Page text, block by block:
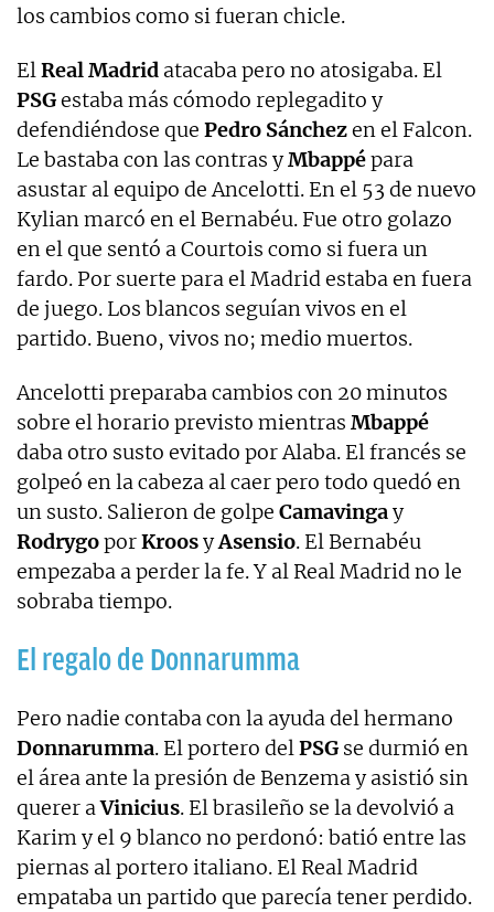
los cambios como si fueran chicle.
ElReal Madrid atacaba pero no atosigaba. El
PSGestaba más cómodo replegadito y
defendiéndose que Pedro Sánchezen el Falcon.
Le bastaba con las contras yMbappépara
asustar al equipo de Ancelotti. En el 53 de nuevo
Kylian marcó en el Bernabéu. Fue otro golazo
en el que sentó a Courtois como si fuera un
fardo. Por suerte para el Madrid estaba en fuera
de juego. Los blancos seguían vivos en el
partido. Bueno, vivos no; medio muertos.
Ancelotti preparaba cambios con 20 minutos
sobre el horario previsto mientras Mbappé
daba otro susto evitado por Alaba. El francés se
golpeó en la cabeza al caer pero todo quedó en
un susto. Salieron de golpe Camavingay
RodrygoporKroosyAsensio. El Bernabéu
empezaba a perder la fe. Y al Real Madrid no le
sobraba tiempo.
El regalo de Donnarumma
Pero nadie contaba con la ayuda del hermano
Donnarumma. El portero delPSG se durmió en
el área ante la presión de Benzema y asistió sin
querer aVinicius. El brasileño se la devolvió a
Karim y el 9 blanco no perdonó: batió entre las
piernas al portero italiano. El Real Madrid
empataba un partido que parecía tener perdido.